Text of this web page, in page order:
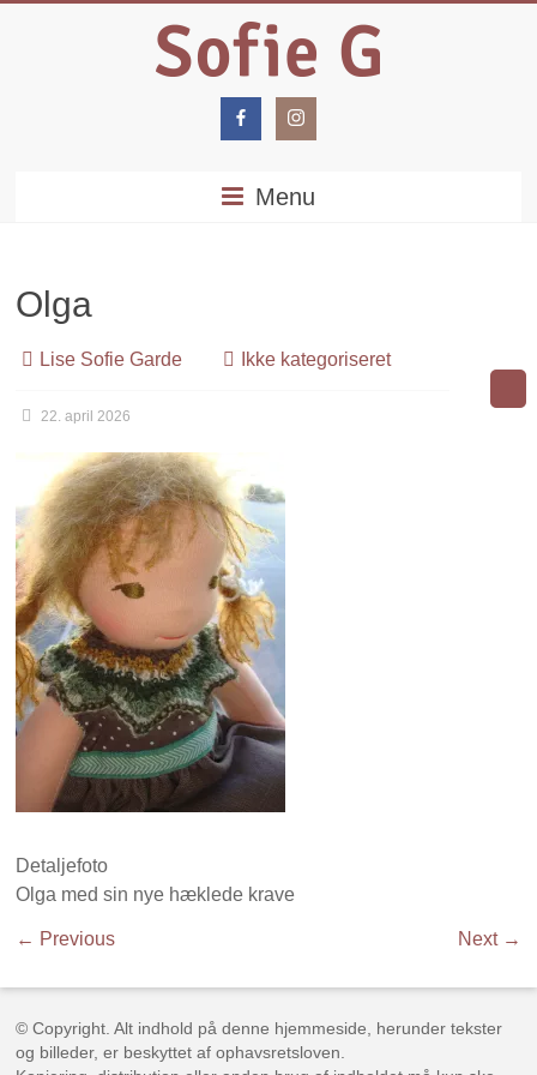
Menu
Olga
Lise Sofie Garde Ikke kategoriseret
22. april 2026
Detaljefoto
Olga med sin nye hæklede krave
← Previous Next →
© Copyright. Alt indhold på denne hjemmeside, herunder tekster
og billeder, er beskyttet af ophavsretsloven.